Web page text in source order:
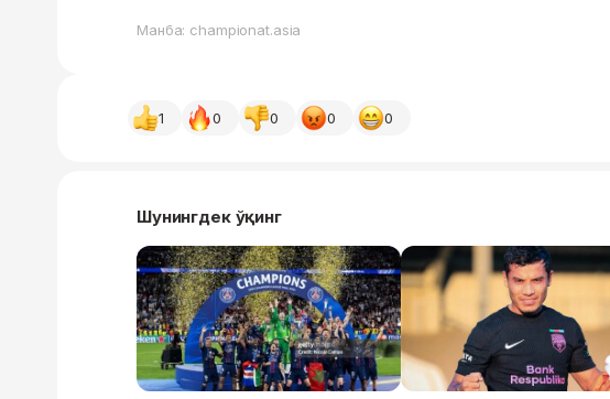
Манба: championat.asia
1 0 0 0 0
Шунингдек ўқинг